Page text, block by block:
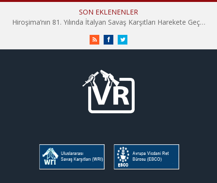
SON EKLENENLER
Hiroşima’nın 81. Yılında İtalyan Savaş Karşıtları Harekete Geçti: “Hatırlamak yeterli değil”
RSS FacebookTwitter